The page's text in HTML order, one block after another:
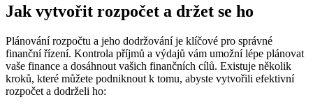
Jak vytvořit rozpočet a držet se ho
Plánování rozpočtu a jeho dodržování je klíčové pro správné
finanční řízení. Kontrola příjmů a výdajů vám umožní lépe plánovat
vaše finance a dosáhnout vašich finančních cílů. Existuje několik
kroků, které můžete podniknout k tomu, abyste vytvořili efektivní
rozpočet a dodrželi ho: